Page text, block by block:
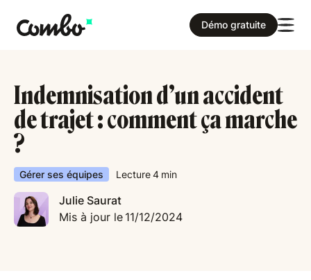
Démo gratuite
Indemnisation d’un accident
de trajet : comment ça marche
?
Gérer ses équipes Lecture4 min
Julie Saurat
Mis à jour le 11/12/2024